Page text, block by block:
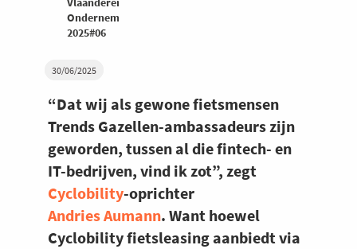
30/06/2025
“Dat wij als gewone fietsmensen
Trends Gazellen-ambassadeurs zijn
geworden, tussen al die fintech- en
IT-bedrijven, vind ik zot”, zegt
Cyclobility-oprichter
Andries Aumann. Want hoewel
Cyclobility fietsleasing aanbiedt via
Ondernemers
2025#06